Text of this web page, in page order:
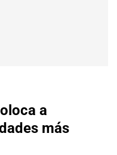
a
más